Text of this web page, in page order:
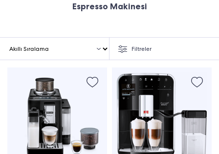
Espresso Makinesi
Filtreler